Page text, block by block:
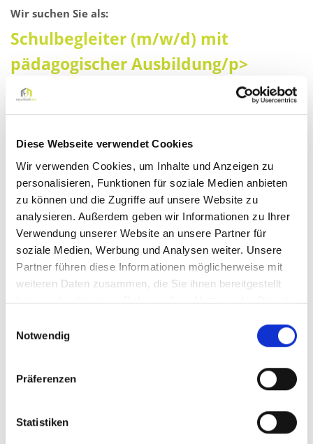
Diese Webseite verwendet Cookies
Wir verwenden Cookies, um Inhalte und Anzeigen zu
personalisieren, Funktionen für soziale Medien anbieten
zu können und die Zugriffe auf unsere Website zu
analysieren. Außerdem geben wir Informationen zu Ihrer
Verwendung unserer Website an unsere Partner für
soziale Medien, Werbung und Analysen weiter. Unsere
Partner führen diese Informationen möglicherweise mit
weiteren Daten zusammen, die Sie ihnen bereitgestellt
haben oder die sie im Rahmen Ihrer Nutzung der Dienste
Notwendig
Präferenzen
Statistiken
Wir suchen Sie als:
Schulbegleiter (m/w/d) mit
pädagogischer Ausbildung/p>
Wertschätzende Unternehmenskultur und
Gute Vereinbarkeit von Beruf und Familie und ein
sicherer Arbeitgeber
Einen Arbeitsplatz in relativer Nähe (unterschiedliche
Schulformen)
Eine abwechslungsreiche und sinnstiftende Tätigkeit
Ausführliche Einarbeitung durch unsere Koordination,
unterstützt durch unser Schulungsprogramm vor dem
Weiterbildungen
Fachkräfte
Ein attraktives Mitarbeiter-Empfehlungsprogramm